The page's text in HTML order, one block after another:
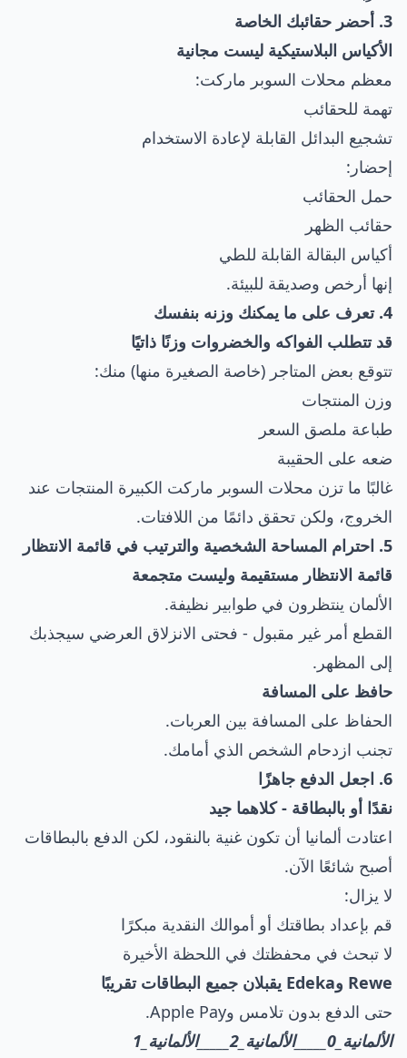
3. أحضر حقائبك الخاصة
الأكياس البلاستيكية ليست مجانية
معظم محلات السوبر ماركت:
تهمة للحقائب
تشجيع البدائل القابلة لإعادة الاستخدام
إحضار:
حمل الحقائب
حقائب الظهر
أكياس البقالة القابلة للطي
إنها أرخص وصديقة للبيئة.
4. تعرف على ما يمكنك وزنه بنفسك
قد تتطلب الفواكه والخضروات وزنًا ذاتيًا
تتوقع بعض المتاجر (خاصة الصغيرة منها) منك:
وزن المنتجات
طباعة ملصق السعر
ضعه على الحقيبة
غالبًا ما تزن محلات السوبر ماركت الكبيرة المنتجات عند
الخروج، ولكن تحقق دائمًا من اللافتات.
5. احترام المساحة الشخصية والترتيب في قائمة الانتظار
قائمة الانتظار مستقيمة وليست متجمعة
الألمان ينتظرون في طوابير نظيفة.
القطع أمر غير مقبول - فحتى الانزلاق العرضي سيجذبك
إلى المظهر.
حافظ على المسافة
الحفاظ على المسافة بين العربات.
تجنب ازدحام الشخص الذي أمامك.
6. اجعل الدفع جاهزًا
نقدًا أو بالبطاقة - كلاهما جيد
اعتادت ألمانيا أن تكون غنية بالنقود، لكن الدفع بالبطاقات
أصبح شائعًا الآن.
لا يزال:
قم بإعداد بطاقتك أو أموالك النقدية مبكرًا
لا تبحث في محفظتك في اللحظة الأخيرة
Rewe وEdeka يقبلان جميع البطاقات تقريبًا
حتى الدفع بدون تلامس وApple Pay.
الألمانية_0_____الألمانية_2_____الألمانية_1